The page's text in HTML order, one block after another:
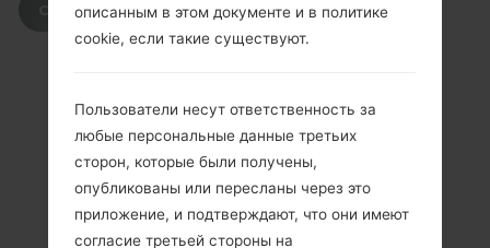
СКАЧАТЬ
описанным в этом документе и в политике
cookie, если такие существуют.
Пользователи несут ответственность за
любые персональные данные третьих
сторон, которые были получены,
опубликованы или пересланы через это
приложение, и подтверждают, что они имеют
согласие третьей стороны на